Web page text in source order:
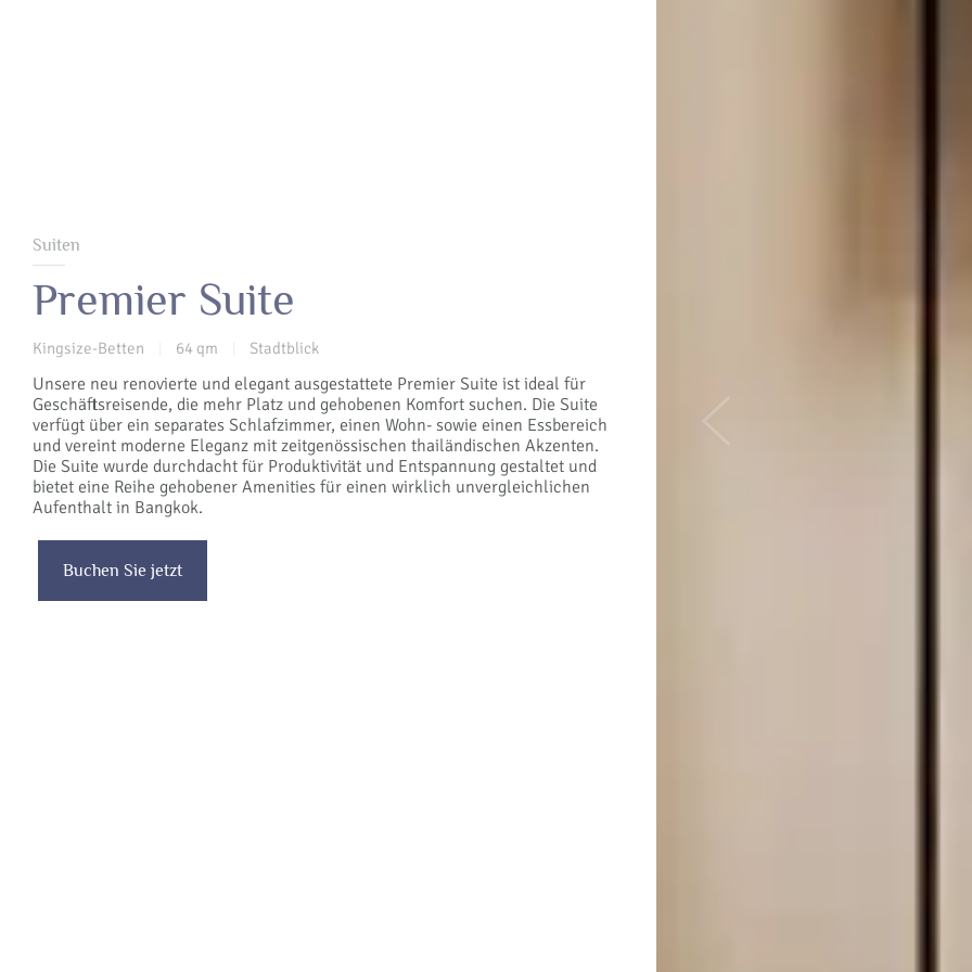
Suiten
Premier Suite
Kingsize-Betten 64 qm Stadtblick
Unsere neu renovierte und elegant ausgestattete Premier Suite ist ideal für
Geschäftsreisende, die mehr Platz und gehobenen Komfort suchen. Die Suite
verfügt über ein separates Schlafzimmer, einen Wohn- sowie einen Essbereich
und vereint moderne Eleganz mit zeitgenössischen thailändischen Akzenten.
Die Suite wurde durchdacht für Produktivität und Entspannung gestaltet und
bietet eine Reihe gehobener Amenities für einen wirklich unvergleichlichen
Aufenthalt in Bangkok.
Buchen Sie jetzt